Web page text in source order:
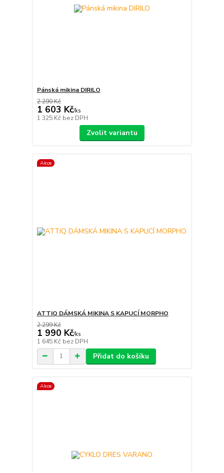
Pánská mikina DIRILO
2 290 Kč
1 603 Kč/ks
1 325 Kč bez DPH
Zvolit variantu
Akce
ATTIQ DÁMSKÁ MIKINA S KAPUCÍ MORPHO
2 299 Kč
1 990 Kč/ks
1 645 Kč bez DPH
Přidat do košíku
Akce